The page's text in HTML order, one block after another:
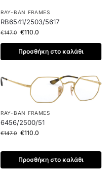
RAY-BAN FRAMES
RB6541/2503/5617
€147.0 €110.0
Προσθήκη στο καλάθι
RAY-BAN FRAMES
6456/2500/51
€147.0 €110.0
Προσθήκη στο καλάθι